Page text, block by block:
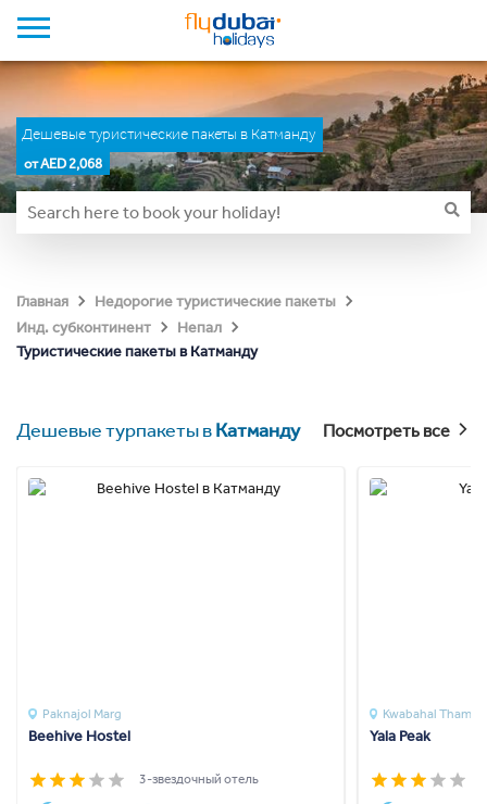
Дешевые туристические пакеты в Катманду
от AED 2,068
Главная
Недорогие туристические пакеты
Инд. субконтинент
Непал
Туристические пакеты в Катманду
Дешевые турпакеты вКатманду Посмотреть все
Paknajol Marg
Beehive Hostel
3-звездочный отель
Kwabahal
Yala Peak